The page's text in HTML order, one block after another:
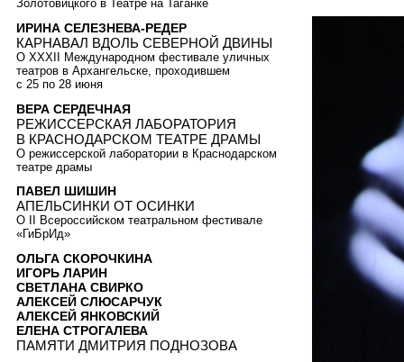
Золотовицкого в Театре на Таганке
ИРИНА СЕЛЕЗНЕВА-РЕДЕР
КАРНАВАЛ ВДОЛЬ СЕВЕРНОЙ ДВИНЫ
О XXXII Международном фестивале уличных
театров в Архангельске, проходившем
с 25 по 28 июня
ВЕРА СЕРДЕЧНАЯ
РЕЖИССЕРСКАЯ ЛАБОРАТОРИЯ
В КРАСНОДАРСКОМ ТЕАТРЕ ДРАМЫ
О режиссерской лаборатории в Краснодарском
театре драмы
ПАВЕЛ ШИШИН
АПЕЛЬСИНКИ ОТ ОСИНКИ
О II Всероссийском театральном фестивале
«ГиБрИд»
ОЛЬГА СКОРОЧКИНА
ИГОРЬ ЛАРИН
СВЕТЛАНА СВИРКО
АЛЕКСЕЙ СЛЮСАРЧУК
АЛЕКСЕЙ ЯНКОВСКИЙ
ЕЛЕНА СТРОГАЛЕВА
ПАМЯТИ ДМИТРИЯ ПОДНОЗОВА